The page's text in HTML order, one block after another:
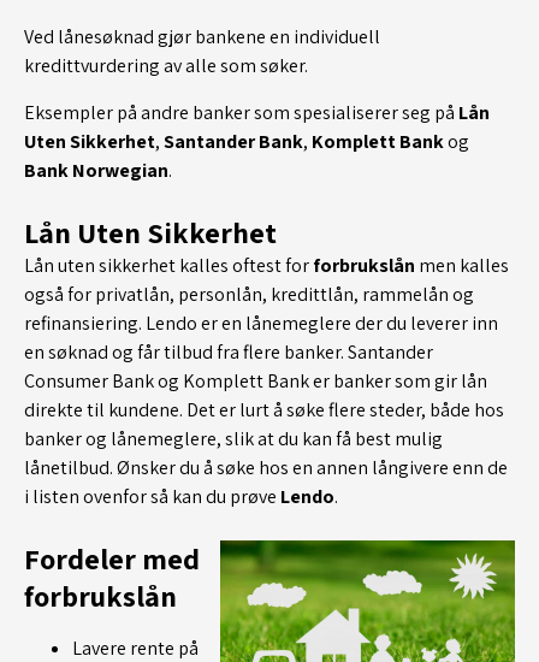
Ved lånesøknad gjør bankene en individuell
kredittvurdering av alle som søker.
Eksempler på andre banker som spesialiserer seg på Lån
Uten Sikkerhet,Santander Bank, Komplett Bankog
Bank Norwegian.
Lån Uten Sikkerhet
Lån uten sikkerhet kalles oftest forforbrukslån men kalles
også for privatlån, personlån, kredittlån, rammelån og
refinansiering. Lendo er en lånemeglere der du leverer inn
en søknad og får tilbud fra flere banker. Santander
Consumer Bank og Komplett Bank er banker som gir lån
direkte til kundene. Det er lurt å søke flere steder, både hos
banker og lånemeglere, slik at du kan få best mulig
lånetilbud. Ønsker du å søke hos en annen långivere enn de
i listen ovenfor så kan du prøve Lendo.
Fordeler med
forbrukslån
Lavere rente på